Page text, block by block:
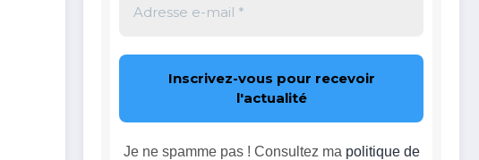
Je ne spamme pas ! Consultez ma politique de